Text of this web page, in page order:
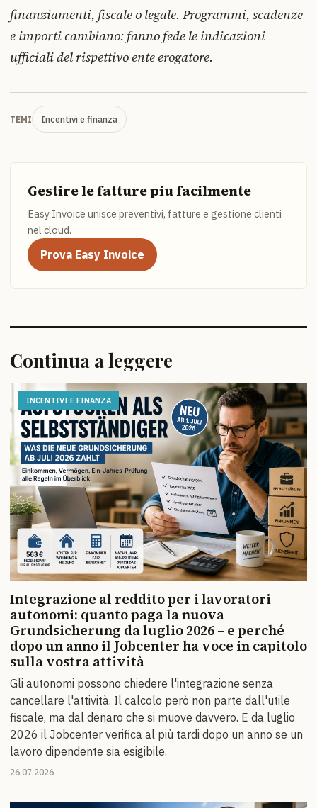
finanziamenti, fiscale o legale. Programmi, scadenze
e importi cambiano: fanno fede le indicazioni
ufficiali del rispettivo ente erogatore.
TEMI Incentivi e finanza
Gestire le fatture piu facilmente
Easy Invoice unisce preventivi, fatture e gestione clienti
nel cloud.
Prova Easy Invoice
Continua a leggere
INCENTIVI E FINANZA
Integrazione al reddito per i lavoratori
autonomi: quanto paga la nuova
Grundsicherung da luglio 2026 – e perché
dopo un anno il Jobcenter ha voce in capitolo
sulla vostra attività
Gli autonomi possono chiedere l'integrazione senza
cancellare l'attività. Il calcolo però non parte dall'utile
fiscale, ma dal denaro che si muove davvero. E da luglio
2026 il Jobcenter verifica al più tardi dopo un anno se un
lavoro dipendente sia esigibile.
26.07.2026